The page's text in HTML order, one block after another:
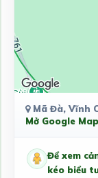
Mã Đà, Vĩnh
Mở Google
Để xem
kéo biểu